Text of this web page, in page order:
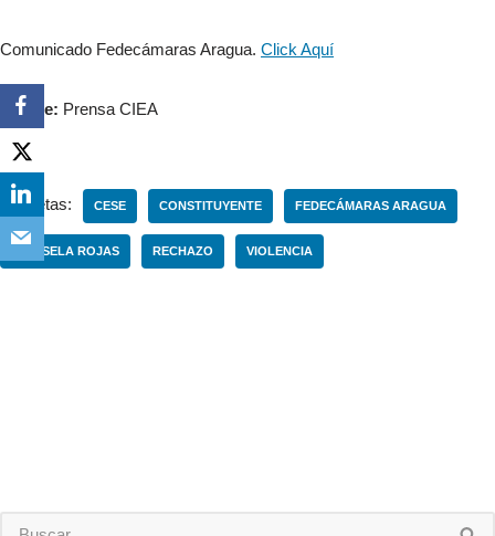
Comunicado Fedecámaras Aragua. Click Aquí
Fuente: Prensa CIEA
Etiquetas: CESE CONSTITUYENTE FEDECÁMARAS ARAGUA
MARISELA ROJAS RECHAZO VIOLENCIA